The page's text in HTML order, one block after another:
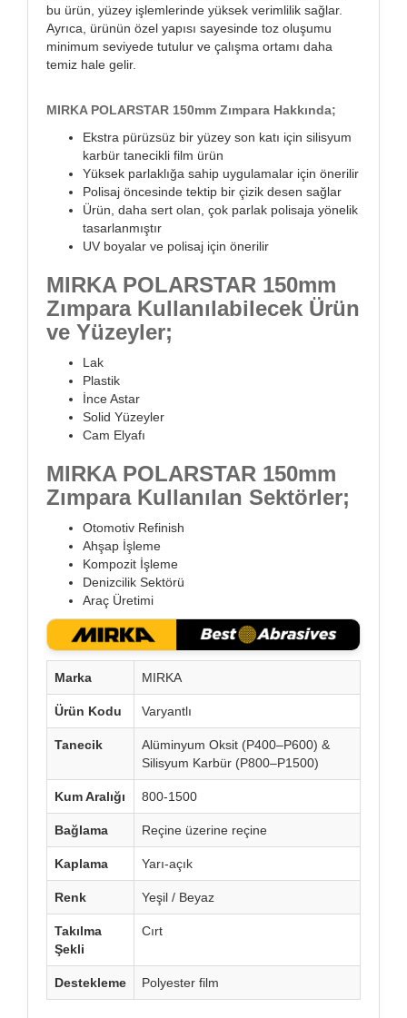
bu ürün, yüzey işlemlerinde yüksek verimlilik sağlar.
Ayrıca, ürünün özel yapısı sayesinde toz oluşumu
minimum seviyede tutulur ve çalışma ortamı daha
temiz hale gelir.
MIRKA POLARSTAR 150mm Zımpara Hakkında;
Ekstra pürüzsüz bir yüzey son katı için silisyum
karbür tanecikli film ürün
Yüksek parlaklığa sahip uygulamalar için önerilir
Polisaj öncesinde tektip bir çizik desen sağlar
Ürün, daha sert olan, çok parlak polisaja yönelik
tasarlanmıştır
UV boyalar ve polisaj için önerilir
MIRKA POLARSTAR 150mm
Zımpara Kullanılabilecek Ürün
ve Yüzeyler;
Lak
Plastik
İnce Astar
Solid Yüzeyler
Cam Elyafı
MIRKA POLARSTAR 150mm
Zımpara Kullanılan Sektörler;
Otomotiv Refinish
Ahşap İşleme
Kompozit İşleme
Denizcilik Sektörü
Araç Üretimi
Marka MIRKA
Ürün Kodu Varyantlı
Tanecik
Alüminyum Oksit (P400–P600) &
Silisyum Karbür (P800–P1500)
Kum Aralığı 800-1500
Bağlama Reçine üzerine reçine
Kaplama Yarı-açık
Renk Yeşil / Beyaz
Takılma
Şekli
Cırt
Destekleme Polyester film